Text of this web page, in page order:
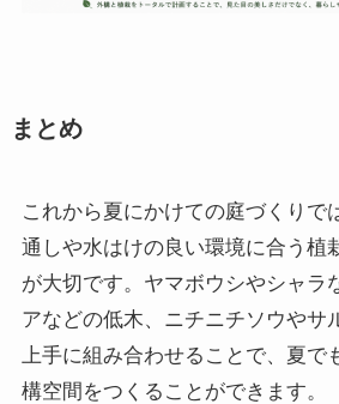
まとめ
これから夏にかけての庭づくりで
通しや水はけの良い環境に合う植
が大切です。ヤマボウシやシャラ
アなどの低木、ニチニチソウやサ
上手に組み合わせることで、夏で
構空間をつくることができます。